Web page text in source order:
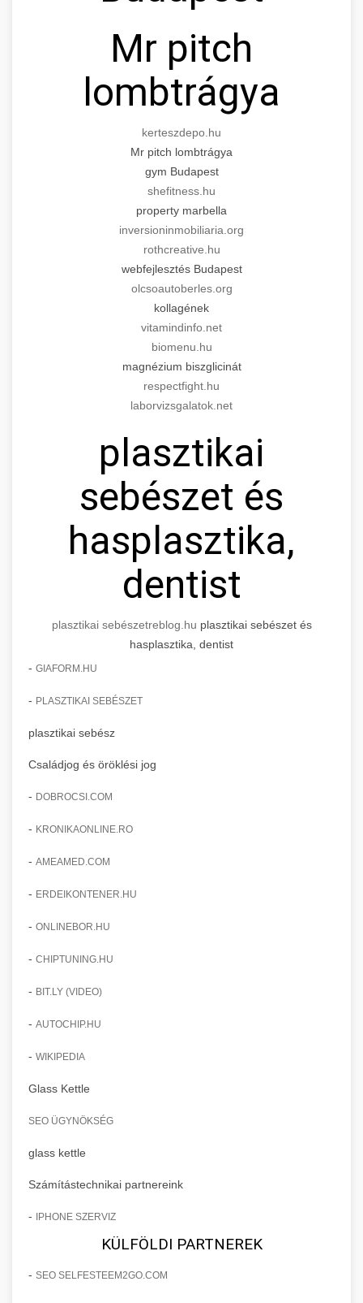
Mr pitch
lombtrágya
kerteszdepo.hu
Mr pitch lombtrágya
gym Budapest
shefitness.hu
property marbella
inversioninmobiliaria.org
rothcreative.hu
webfejlesztés Budapest
olcsoautoberles.org
kollagének
vitamindinfo.net
biomenu.hu
magnézium biszglicinát
respectfight.hu
laborvizsgalatok.net
plasztikai
sebészet és
hasplasztika,
dentist
plasztikai sebészetreblog.hu plasztikai sebészet és
hasplasztika, dentist
- GIAFORM.HU
- PLASZTIKAI SEBÉSZET
plasztikai sebész
Családjog és öröklési jog
- DOBROCSI.COM
- KRONIKAONLINE.RO
- AMEAMED.COM
- ERDEIKONTENER.HU
- ONLINEBOR.HU
- CHIPTUNING.HU
- BIT.LY (VIDEO)
- AUTOCHIP.HU
- WIKIPEDIA
Glass Kettle
SEO ÜGYNÖKSÉG
glass kettle
Számítástechnikai partnereink
- IPHONE SZERVIZ
KÜLFÖLDI PARTNEREK
- SEO SELFESTEEM2GO.COM